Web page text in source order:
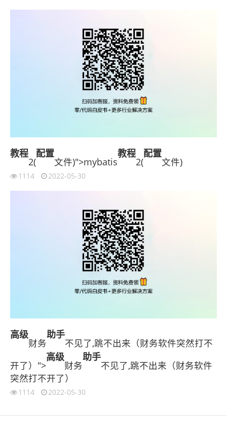
教程
2(
配置
文件)">mybatis
教程
2(
配置
文件)
1114 2022-05-30
高级
财务
助手
不见了,跳不出来（财务软件突然打不
开了）">
高级
财务
助手
不见了,跳不出来（财务软件
突然打不开了）
1114 2022-05-30